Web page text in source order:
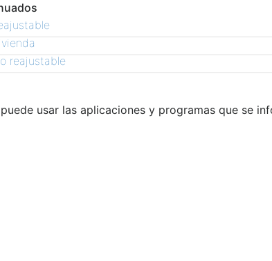
reajustable
puede usar las aplicaciones y programas que se